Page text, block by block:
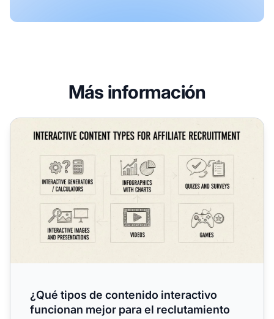
Más información
¿Qué tipos de contenido interactivo funcionan mejor
¿Qué tipos de contenido interactivo
funcionan mejor para el reclutamiento